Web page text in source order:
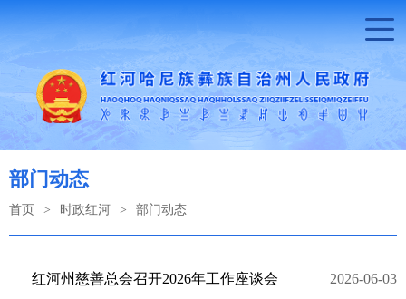
部门动态
首页 > 时政红河 > 部门动态
红河州慈善总会召开2026年工作座谈会 2026-06-03